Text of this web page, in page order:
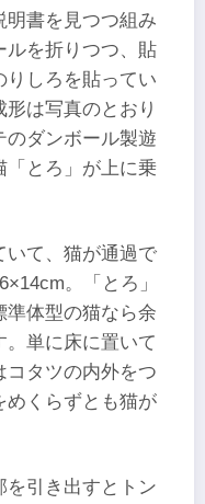
明書を見つつ組み
ルを折りつつ、貼
りしろを貼ってい
は写真のとおり
のダンボール製遊
「とろ」が上に乗
いて、猫が通過で
。「とろ」
準体型の猫なら余
単に床に置いて
コタツの内外をつ
めくらずとも猫が
を引き出すとトン